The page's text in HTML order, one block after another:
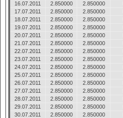
16.07.2011
2.850000 2.850000
17.07.2011
2.850000 2.850000
18.07.2011
2.850000 2.850000
19.07.2011
2.850000 2.850000
20.07.2011
2.850000 2.850000
21.07.2011
2.850000 2.850000
22.07.2011
2.850000 2.850000
23.07.2011
2.850000 2.850000
24.07.2011
2.850000 2.850000
25.07.2011
2.850000 2.850000
26.07.2011
2.850000 2.850000
27.07.2011
2.850000 2.850000
28.07.2011
2.850000 2.850000
29.07.2011
2.850000 2.850000
30.07.2011
2.850000 2.850000